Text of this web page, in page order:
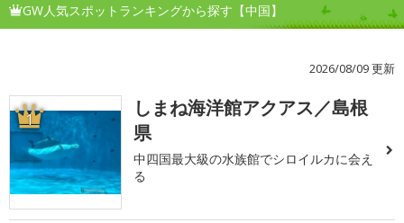
GW人気スポットランキングから探す【中国】
2026/08/09 更新
1
しまね海洋館アクアス／島根
県
中四国最大級の水族館でシロイルカに会え
る